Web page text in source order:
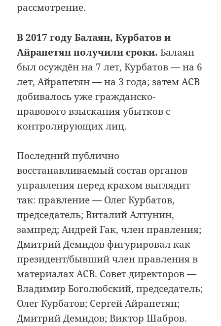
рассмотрение.
В 2017 году Балаян, Курбатов и
Айрапетян получили сроки. Балаян
был осуждён на 7 лет, Курбатов — на 6
лет, Айрапетян — на 3 года; затем АСВ
добивалось уже гражданско-
правового взыскания убытков с
контролирующих лиц.
Последний публично
восстанавливаемый состав органов
управления перед крахом выглядит
так: правление — Олег Курбатов,
председатель; Виталий Алтунин,
зампред; Андрей Гак, член правления;
Дмитрий Демидов фигурировал как
президент/бывший член правления в
материалах АСВ. Совет директоров —
Владимир Боголюбский, председатель;
Олег Курбатов; Сергей Айрапетян;
Дмитрий Демидов; Виктор Шабров.